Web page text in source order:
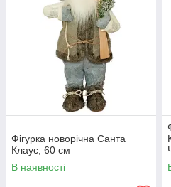
Фігурка новорічна Санта
Клаус, 60 см
В наявності